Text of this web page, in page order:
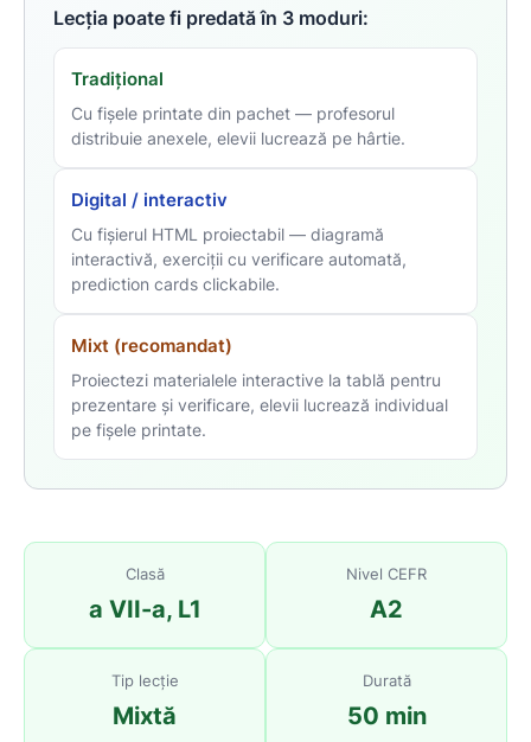
Lecția poate fi predată în 3 moduri:
Tradițional
Cu fișele printate din pachet — profesorul
distribuie anexele, elevii lucrează pe hârtie.
Digital / interactiv
Cu fișierul HTML proiectabil — diagramă
interactivă, exerciții cu verificare automată,
prediction cards clickabile.
Mixt (recomandat)
Proiectezi materialele interactive la tablă pentru
prezentare și verificare, elevii lucrează individual
pe fișele printate.
Clasă
a VII-a, L1
Nivel CEFR
A2
Tip lecție
Mixtă
Durată
50 min